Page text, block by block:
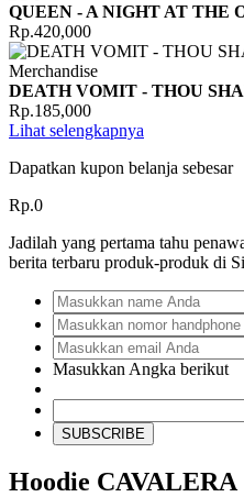
QUEEN - A NIGHT AT THE
Rp.420,000
DEATH VOMIT - THOU
Rp.185,000
Lihat selengkapnya
Dapatkan kupon belanja sebesar
Rp.0
Jadilah yang pertama tahu
berita terbaru produk-produk di
Masukkan Angka berikut
SUBSCRIBE
Hoodie CAVALERA